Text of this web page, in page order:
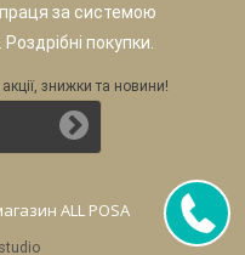
за системою
покупки.
знижки та новини!
ALL POSA